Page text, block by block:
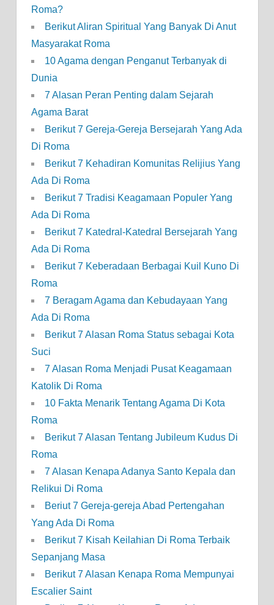
Roma?
Berikut Aliran Spiritual Yang Banyak Di Anut
Masyarakat Roma
10 Agama dengan Penganut Terbanyak di
Dunia
7 Alasan Peran Penting dalam Sejarah
Agama Barat
Berikut 7 Gereja-Gereja Bersejarah Yang Ada
Di Roma
Berikut 7 Kehadiran Komunitas Relijius Yang
Ada Di Roma
Berikut 7 Tradisi Keagamaan Populer Yang
Ada Di Roma
Berikut 7 Katedral-Katedral Bersejarah Yang
Ada Di Roma
Berikut 7 Keberadaan Berbagai Kuil Kuno Di
Roma
7 Beragam Agama dan Kebudayaan Yang
Ada Di Roma
Berikut 7 Alasan Roma Status sebagai Kota
Suci
7 Alasan Roma Menjadi Pusat Keagamaan
Katolik Di Roma
10 Fakta Menarik Tentang Agama Di Kota
Roma
Berikut 7 Alasan Tentang Jubileum Kudus Di
Roma
7 Alasan Kenapa Adanya Santo Kepala dan
Relikui Di Roma
Beriut 7 Gereja-gereja Abad Pertengahan
Yang Ada Di Roma
Berikut 7 Kisah Keilahian Di Roma Terbaik
Sepanjang Masa
Berikut 7 Alasan Kenapa Roma Mempunyai
Escalier Saint